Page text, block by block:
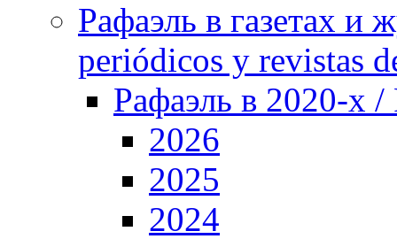
Рафаэль в газетах и
periódicos y revistas
Рафаэль в 2020-х /
2026
2025
2024